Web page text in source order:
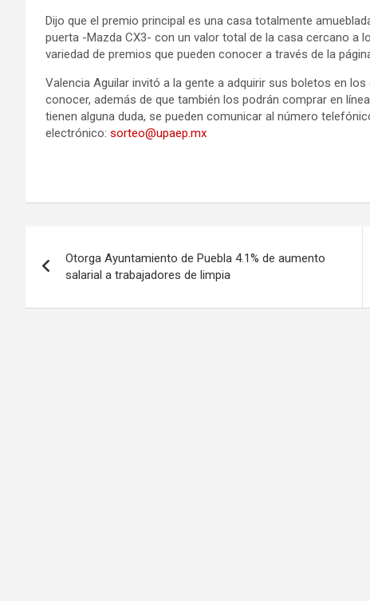
Dijo que el premio principal es una casa totalmente
puerta -Mazda CX3- con un valor total de la casa cercano a
variedad de premios que pueden conocer a través de la
Valencia Aguilar invitó a la gente a adquirir sus boletos en
conocer, además de que también los podrán comprar en
tienen alguna duda, se pueden comunicar al número
electrónico: sorteo@upaep.mx
de
entradas
Otorga Ayuntamiento de Puebla 4.1% de aumento
salarial a trabajadores de limpia